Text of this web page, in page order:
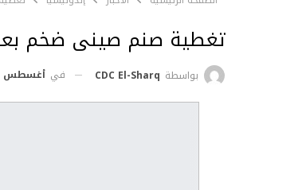
تغطية صنم صينى ضخم بعد
بواسطة CDC El-Sharq في أغسطس 11, 2017